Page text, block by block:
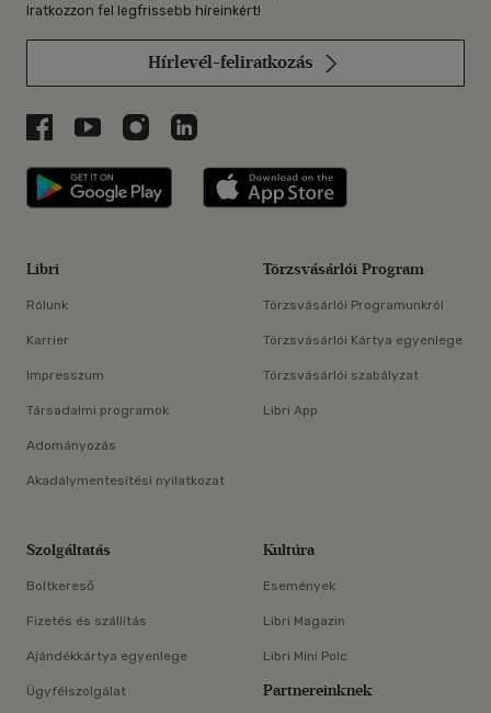
Iratkozzon fel legfrissebb híreinkért!
Hírlevél-feliratkozás
Libri a Facebookon
Libri a Youtube-on
Libri az Instagramon
Libri a LinkedInen
Libri applikáció Szerezd meg: Google
Libri
Rólunk
Karrier
Impresszum
Társadalmi programok
Adományozás
Akadálymentesítési nyilatkozat
Törzsvásárlói Program
Törzsvásárlói Programunkról
Törzsvásárlói Kártya egyenlege
Törzsvásárlói szabályzat
Libri App
Szolgáltatás
Boltkereső
Fizetés és szállítás
Ajándékkártya egyenlege
Ügyfélszolgálat
Kultúra
Események
Libri Magazin
Libri Mini Polc
Partnereinknek